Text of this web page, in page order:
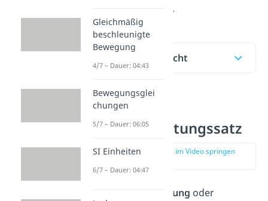
dazu an.
Inhaltsübersicht
Impuls und
Impulserhaltungssatz
zur Stelle im Video springen
Raketengleichung oder
Gleichmäßig
beschleunigte
Bewegung
4/7 – Dauer: 04:43
Bewegungsglei
chungen
5/7 – Dauer: 06:05
SI Einheiten
6/7 – Dauer: 04:47